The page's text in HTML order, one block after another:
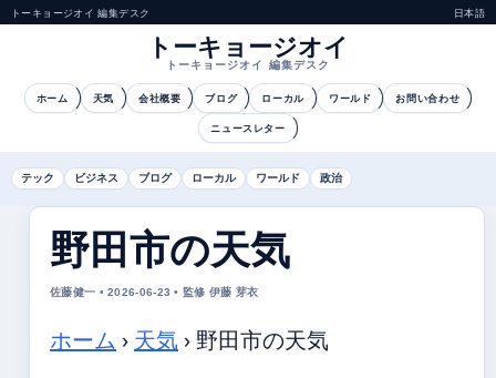
トーキョージオイ 編集デスク 日本語
トーキョージオイ
トーキョージオイ 編集デスク
ホーム 天気 会社概要 ブログ ローカル ワールド お問い合わせ
ニュースレター
テック ビジネス ブログ ローカル ワールド 政治
野田市の天気
佐藤健一 • 2026-06-23 • 監修 伊藤 芽衣
ホーム › 天気 › 野田市の天気